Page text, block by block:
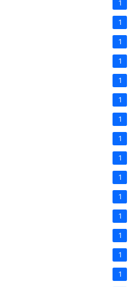
1
1
1
1
1
1
1
1
1
1
1
1
1
1
1